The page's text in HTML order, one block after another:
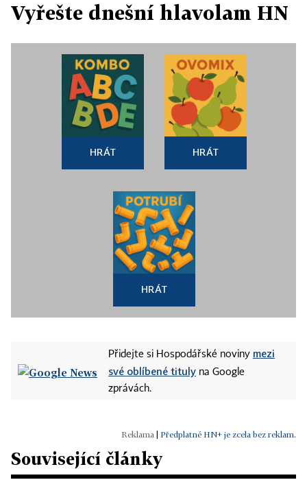
Vyřešte dnešní hlavolam HN
HRÁT HRÁT
HRÁT
Přidejte si Hospodářské noviny mezi
své oblíbené tituly na Google
zprávách.
Předplatné HN+ je zcela bez reklam.
Související články